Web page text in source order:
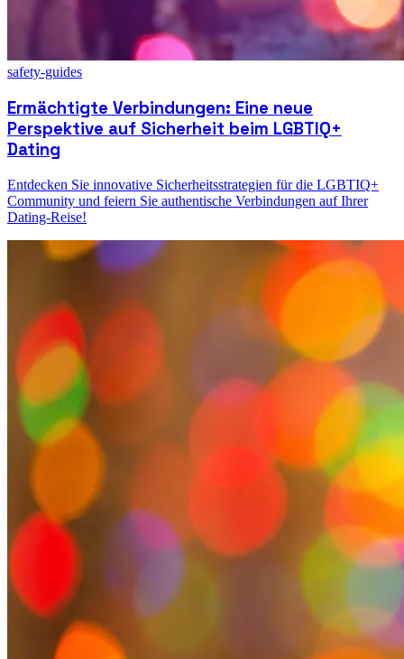
safety-guides
Ermächtigte Verbindungen: Eine neue
Perspektive auf Sicherheit beim LGBTIQ+
Dating
Entdecken Sie innovative Sicherheitsstrategien für die LGBTIQ+
Community und feiern Sie authentische Verbindungen auf Ihrer
Dating-Reise!